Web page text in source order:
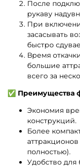
После
рукаву
При
засасывать
быстро
Время
большие
всего за
✅ Преимущества
Экономия
конструкций.
Более
аттракционов
полностью).
Удобство для